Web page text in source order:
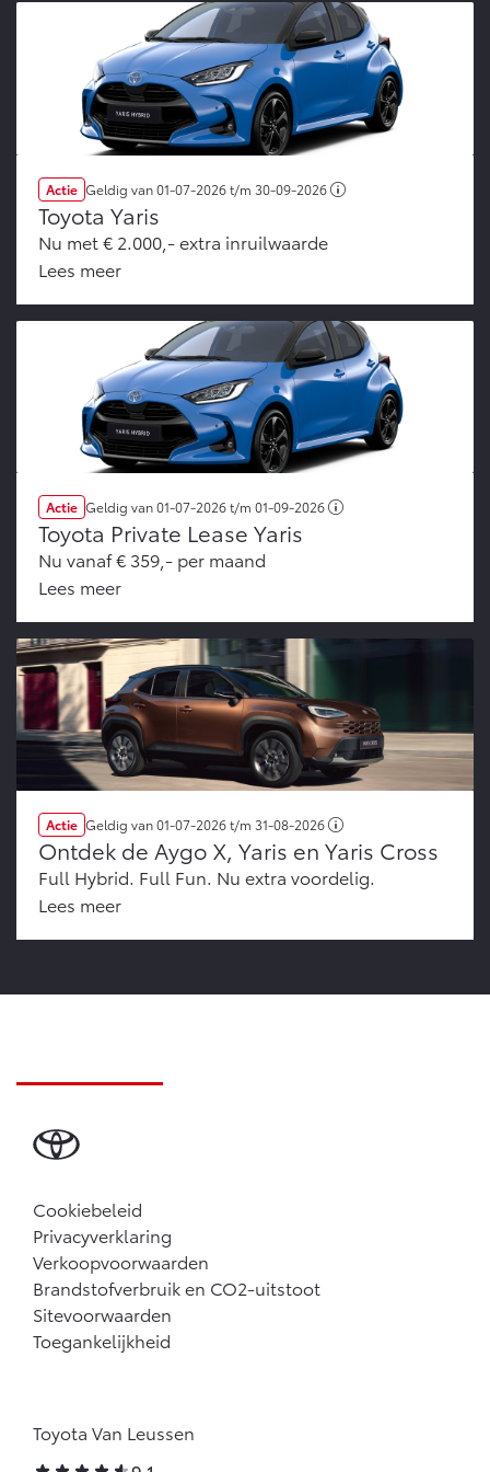
Vanaf € 56.570,-
Land Cruiser (excl. BTW)
Vanaf € 89.986,-
Actie Geldig van01-07-2026t/m 30-09-2026
Toyota Yaris
Nu met € 2.000,- extra inruilwaarde
Lees meer
Actie Geldig van01-07-2026t/m 01-09-2026
Toyota Private Lease Yaris
Nu vanaf € 359,- per maand
Lees meer
Actie Geldig van01-07-2026t/m 31-08-2026
Ontdek de Aygo X, Yaris en Yaris Cross
Full Hybrid. Full Fun. Nu extra voordelig.
Lees meer
Cookiebeleid
Privacyverklaring
Verkoopvoorwaarden
Brandstofverbruik en CO2-uitstoot
Sitevoorwaarden
Toegankelijkheid
Toyota Van Leussen